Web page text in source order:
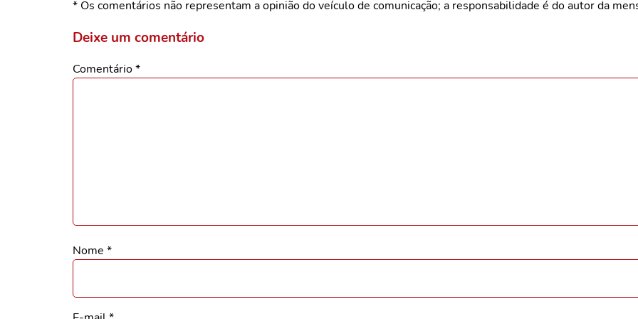
* Os comentários não representam a opinião do veículo de comunicação; a responsabilidade é do autor da
Deixe um comentário
Comentário*
Nome *